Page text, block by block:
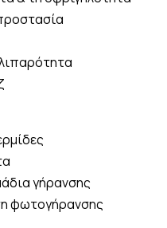
γήρανσης
φωτογήρανσης